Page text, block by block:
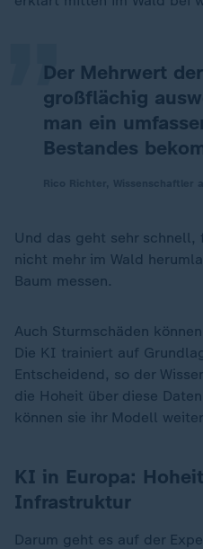
Der Mehrwert
großflächig
man ein
Bestandes
Und das geht sehr schnell,
nicht mehr im Wald
Baum messen.
Auch Sturmschäden
Die KI trainiert auf
Entscheidend, so der
die Hoheit über diese
können sie ihr Modell
KI in Europa:
Infrastruktur
Darum geht es auf der